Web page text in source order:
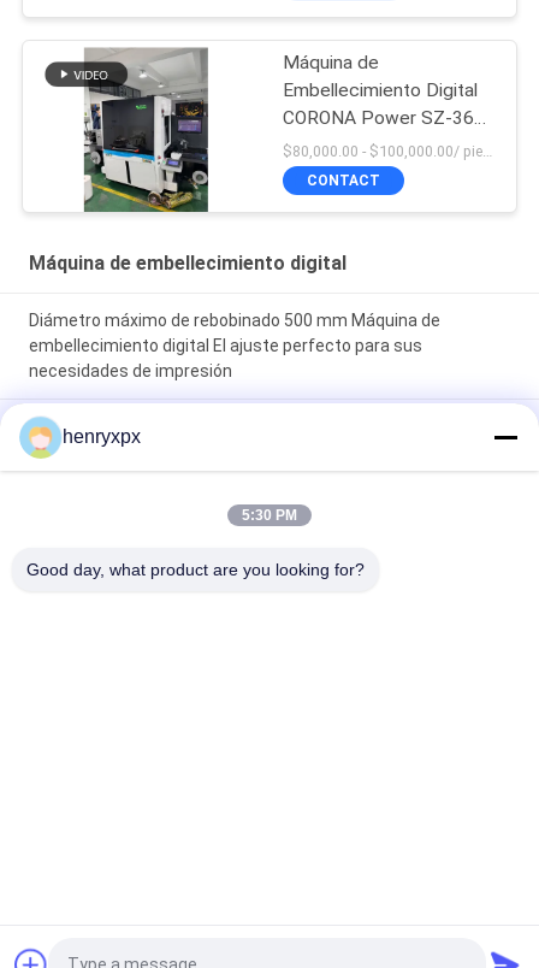
Máquina de
Embellecimiento Digital
CORONA Power SZ-360
2.0KW
$80,000.00 - $100,000.00/ piece negotiable MOQ:1
CONTACT
Máquina de embellecimiento digital
Diámetro máximo de rebobinado 500 mm Máquina de
embellecimiento digital El ajuste perfecto para sus
necesidades de impresión
Máquina de embellecimiento digital de 500 mm de diámetro
de rebobinado máximo Aumenta tu producción con alta
velocidad y potencia CORONA
Diámetro máximo de desenrollamiento 500 mm Cortador
etiquetado
Máquina De
henryxpx
5:30 PM
Good day, what product are you looking for?